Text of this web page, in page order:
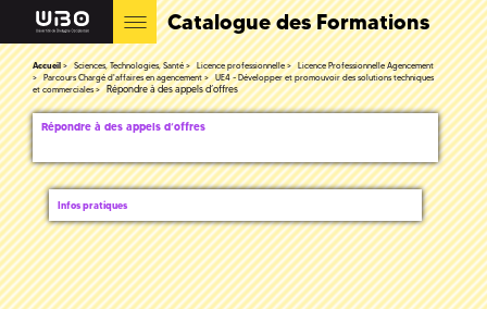
Catalogue des Formations
Accueil Sciences, Technologies, Santé Licence professionnelle
Licence Professionnelle Agencement
Parcours Chargé d'affaires en agencement
UE4 - Développer et promouvoir des solutions techniques
et commerciales
Répondre à des appels d’offres
Répondre à des appels d’offres
Infos pratiques